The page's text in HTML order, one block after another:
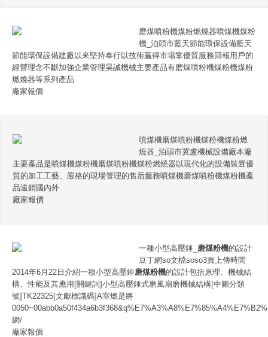
磨煤噴粉機煤粉燃燒器噴煤機煤粉
機_泊頭市藍天節能環保設備藍天
節能環保設備建廠以來堅持奉行以技術贏得市場靠優質服務回報用戶的
經營理念不斷加強企業管理昊誠機械主要產品有磨煤噴粉機煤粉機煤粉
燃燒器等系列產品
廠家報價
噴煤機磨煤噴粉機煤粉機煤粉燃
燒器_泊頭市冀盧機械設備廠本廠
主要產品是噴煤機煤粉機磨煤噴粉機煤粉燃燒器以現代化的設備裝置優
質的加工工藝、嚴格的現場管理的售后服務噴煤機磨煤噴粉機煤粉機產
品遠銷國內外
廠家報價
一種小型高壓錘_ 磨煤粉機的設計
豆丁網so文檔soso3頁上傳時間
2014年6月22日介紹一種小型高壓錘磨煤粉機的設計包括原理、機械結
構、性能及其應用[關鍵詞]小型高壓錘式磨風扇磨機械結構[中圖分類
號]TK22325[文獻標識碼]A室燃是將
網/
廠家報價